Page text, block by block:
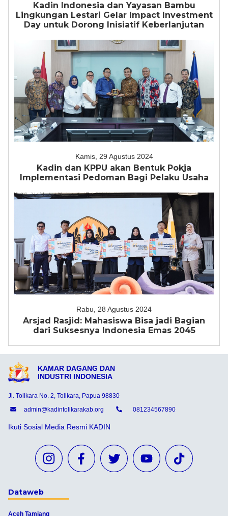
Kadin Indonesia dan Yayasan Bambu
Lingkungan Lestari Gelar Impact Investment
Day untuk Dorong Inisiatif Keberlanjutan
Kamis, 29 Agustus 2024
Kadin dan KPPU akan Bentuk Pokja
Implementasi Pedoman Bagi Pelaku Usaha
Rabu, 28 Agustus 2024
Arsjad Rasjid: Mahasiswa Bisa jadi Bagian
dari Suksesnya Indonesia Emas 2045
KAMAR DAGANG DAN
INDUSTRI INDONESIA
Jl. Tolikara No. 2, Tolikara, Papua 98830
admin@kadintolikarakab.org
081234567890
Ikuti Sosial Media Resmi KADIN
Dataweb
Aceh Tamiang